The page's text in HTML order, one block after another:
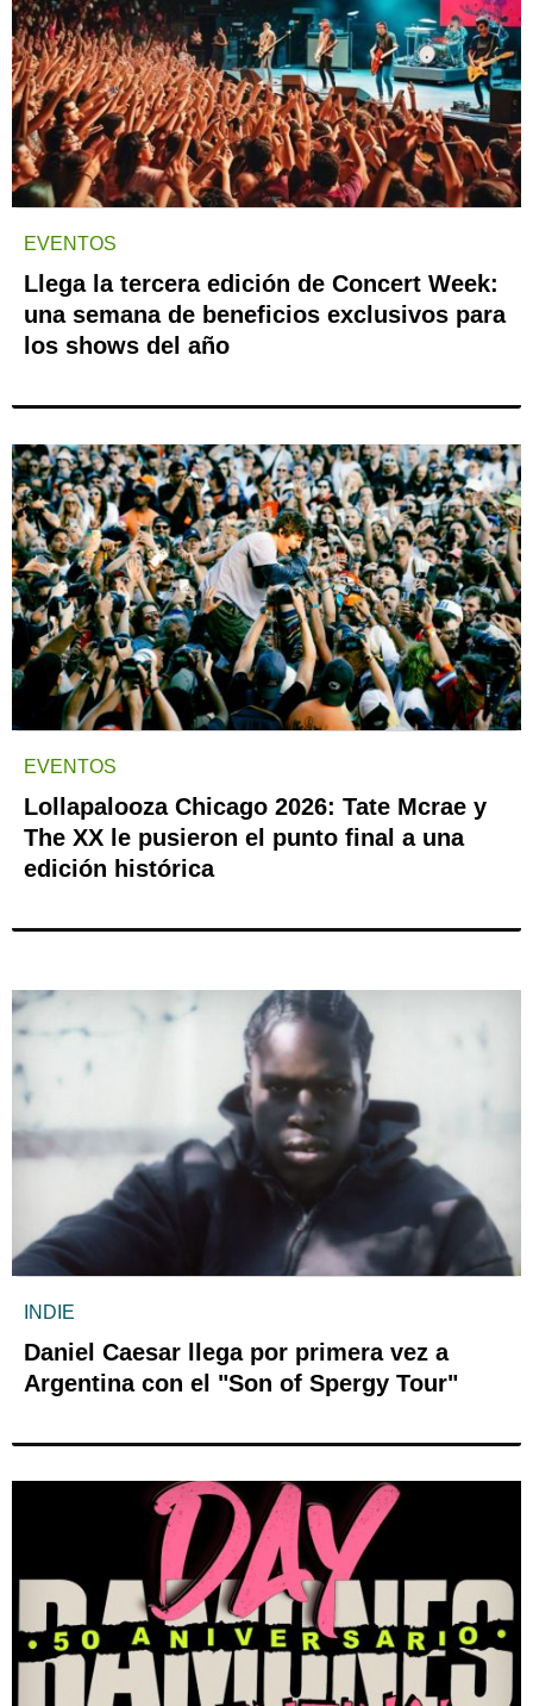
EVENTOS
Llega la tercera edición de Concert Week:
una semana de beneficios exclusivos para
los shows del año
EVENTOS
Lollapalooza Chicago 2026: Tate Mcrae y
The XX le pusieron el punto final a una
edición histórica
INDIE
Daniel Caesar llega por primera vez a
Argentina con el "Son of Spergy Tour"